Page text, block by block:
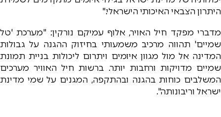
היתרון הצבאי האיכותי הישראלי."
מדברי מפקד חיל האויר, אלוף עמיקם נורקין: "מערכת 'טל
שמיים' תהווה מרכיב משמעותי בחיזוק ההגנה על גבולות
המדינה אל מול מגוון איומים ויתרום ליכולות בניית תמונת
שמיים מדויקות ורחבות יותר. ברשות חיל האוויר מערכים
המשלבים כוחות בהגנה ובהתקפה, המגנים על שמי מדינת
ישראל וריבונותה".